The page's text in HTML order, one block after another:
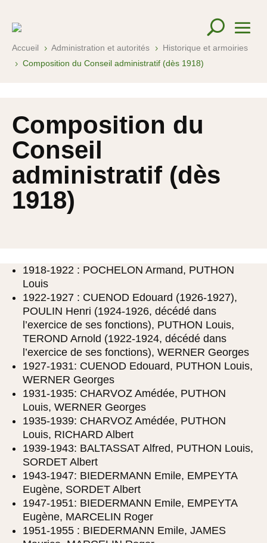
Accueil 5 Administration et autorités 5 Historique et armoiries
5 Composition du Conseil administratif (dès 1918)
Composition du
Conseil
administratif (dès
1918)
1918-1922 : POCHELON Armand, PUTHON
Louis
1922-1927 : CUENOD Edouard (1926-1927),
POULIN Henri (1924-1926, décédé dans
l’exercice de ses fonctions), PUTHON Louis,
TEROND Arnold (1922-1924, décédé dans
l’exercice de ses fonctions), WERNER Georges
1927-1931: CUENOD Edouard, PUTHON Louis,
WERNER Georges
1931-1935: CHARVOZ Amédée, PUTHON
Louis, WERNER Georges
1935-1939: CHARVOZ Amédée, PUTHON
Louis, RICHARD Albert
1939-1943: BALTASSAT Alfred, PUTHON Louis,
SORDET Albert
1943-1947: BIEDERMANN Emile, EMPEYTA
Eugène, SORDET Albert
1947-1951: BIEDERMANN Emile, EMPEYTA
Eugène, MARCELIN Roger
1951-1955 : BIEDERMANN Emile, JAMES